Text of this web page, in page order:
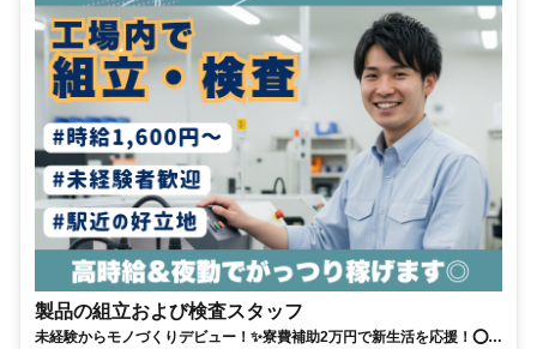
製品の組立および検査スタッフ
未経験からモノづくりデビュー！✨寮費補助2万円で新生活を応援！⭕️日